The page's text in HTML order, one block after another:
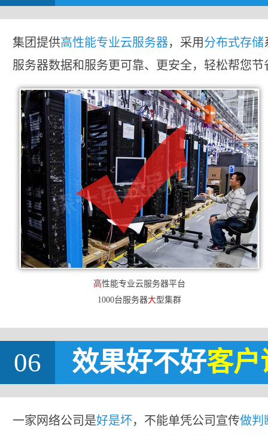
集团提供高性能专业云服务器，采用分布式存储
服务器数据和服务更可靠、更安全，轻松帮您节
高性能专业云服务器平台
1000台服务器大型集群
06 效果好不好客户
一家网络公司是好是坏，不能单凭公司宣传做判